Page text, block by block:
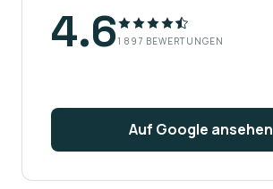
4.61 897 BEWERTUNGEN
Auf Google ansehen